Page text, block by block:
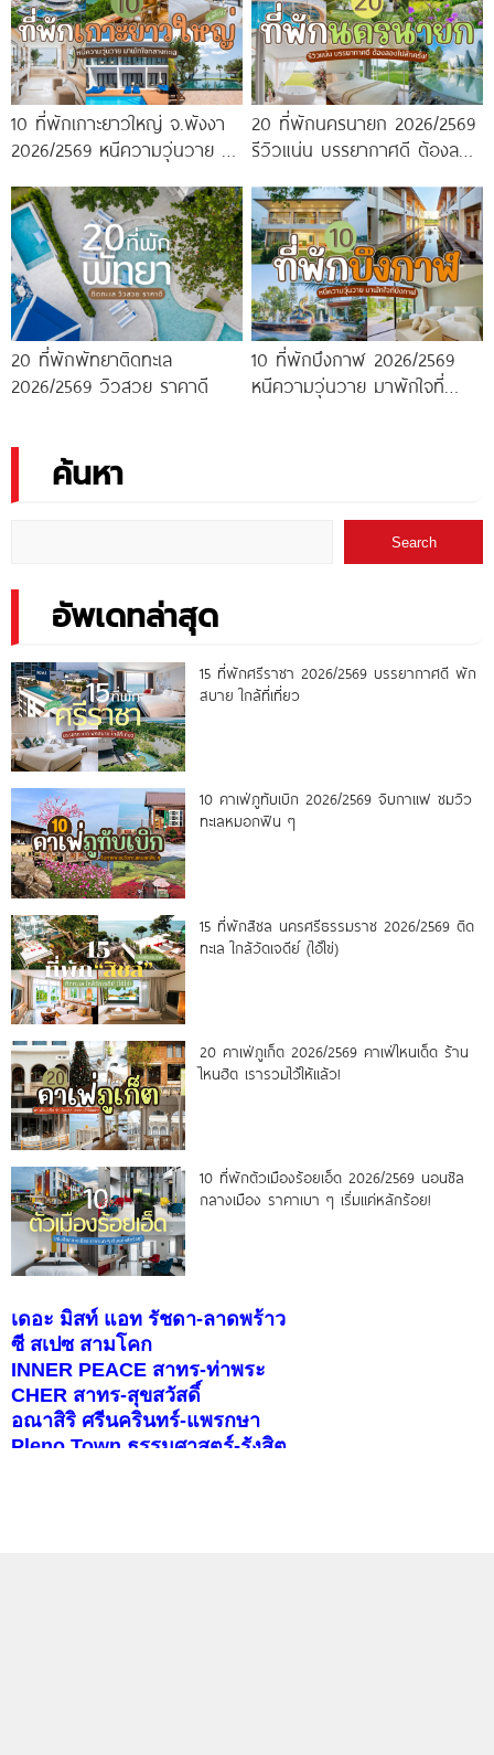
10 ที่พักเกาะยาวใหญ่ จ.พังงา
2026/2569 หนีความวุ่นวาย มา
20 ที่พักนครนายก 2026/2569
รีวิวแน่น บรรยากาศดี ต้องลอง
20 ที่พักพัทยาติดทะเล
2026/2569 วิวสวย ราคาดี
10 ที่พักบึงกาฬ 2026/2569
หนีความวุ่นวาย มาพักใจที่
ค้นหา
Search
อัพเดทล่าสุด
15 ที่พักศรีราชา 2026/2569 บรรยากาศดี พัก
สบาย ใกล้ที่เที่ยว
10 คาเฟ่ภูทับเบิก 2026/2569 จิบกาแฟ ชมวิว
ทะเลหมอกฟิน ๆ
15 ที่พักสิชล นครศรีธรรมราช 2026/2569 ติด
ทะเล ใกล้วัดเจดีย์ (ไอ้ไข่)
20 คาเฟ่ภูเก็ต 2026/2569 คาเฟ่ไหนเด็ด ร้าน
ไหนฮิต เรารวมไว้ให้แล้ว!
10 ที่พักตัวเมืองร้อยเอ็ด 2026/2569 นอนชิล
กลางเมือง ราคาเบา ๆ เริ่มแค่หลักร้อย!
เดอะ มิสท์ แอท รัชดา-ลาดพร้าว
ซี สเปซ สามโคก
INNER PEACE สาทร-ท่าพระ
CHER สาทร-สุขสวัสดิ์
อณาสิริ ศรีนครินทร์-แพรกษา
Pleno Town ธรรมศาสตร์-รังสิต